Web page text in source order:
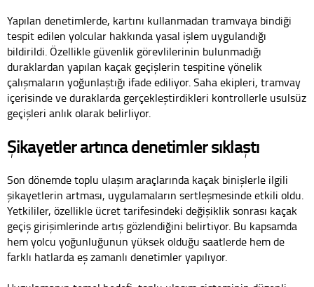
Yapılan denetimlerde, kartını kullanmadan tramvaya bindiği
tespit edilen yolcular hakkında yasal işlem uygulandığı
bildirildi. Özellikle güvenlik görevlilerinin bulunmadığı
duraklardan yapılan kaçak geçişlerin tespitine yönelik
çalışmaların yoğunlaştığı ifade ediliyor. Saha ekipleri, tramvay
içerisinde ve duraklarda gerçekleştirdikleri kontrollerle usulsüz
geçişleri anlık olarak belirliyor.
Şikayetler artınca denetimler sıklaştı
Son dönemde toplu ulaşım araçlarında kaçak binişlerle ilgili
şikayetlerin artması, uygulamaların sertleşmesinde etkili oldu.
Yetkililer, özellikle ücret tarifesindeki değişiklik sonrası kaçak
geçiş girişimlerinde artış gözlendiğini belirtiyor. Bu kapsamda
hem yolcu yoğunluğunun yüksek olduğu saatlerde hem de
farklı hatlarda eş zamanlı denetimler yapılıyor.